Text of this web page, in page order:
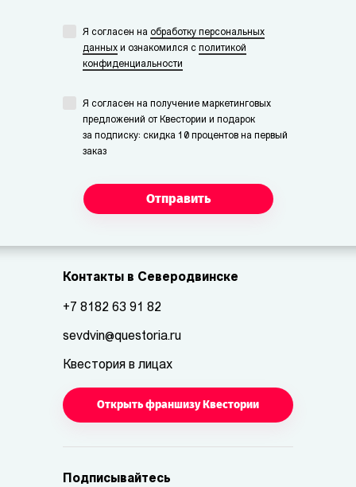
Я согласен на обработку персональных
данных и ознакомился с политикой
конфиденциальности
Я согласен на получение маркетинговых
предложений от Квестории и подарок
за подписку: скидка 10 процентов на первый
заказ
Отправить
Контакты в Северодвинске
+7 8182 63 91 82
sevdvin@questoria.ru
Квестория в лицах
Открыть франшизу Квестории
Подписывайтесь